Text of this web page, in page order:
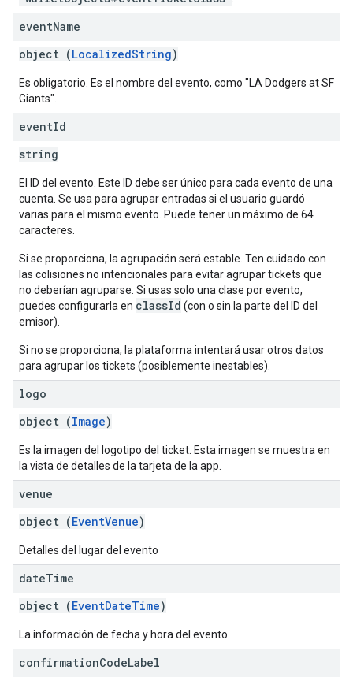
eventName
object (LocalizedString)
Es obligatorio. Es el nombre del evento, como "LA Dodgers at SF
Giants".
eventId
string
El ID del evento. Este ID debe ser único para cada evento de una
cuenta. Se usa para agrupar entradas si el usuario guardó
varias para el mismo evento. Puede tener un máximo de 64
caracteres.
Si se proporciona, la agrupación será estable. Ten cuidado con
las colisiones no intencionales para evitar agrupar tickets que
no deberían agruparse. Si usas solo una clase por evento,
puedes configurarla en classId (con o sin la parte del ID del
emisor).
Si no se proporciona, la plataforma intentará usar otros datos
para agrupar los tickets (posiblemente inestables).
logo
object (Image)
Es la imagen del logotipo del ticket. Esta imagen se muestra en
la vista de detalles de la tarjeta de la app.
venue
object (EventVenue)
Detalles del lugar del evento
dateTime
object (EventDateTime)
La información de fecha y hora del evento.
confirmationCodeLabel